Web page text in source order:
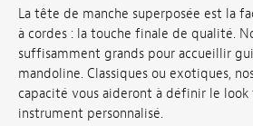
La tête de manche superposée est la
à cordes : la touche finale de qualité.
suffisamment grands pour accueillir
mandoline. Classiques ou exotiques,
capacité vous aideront à définir le
instrument personnalisé.